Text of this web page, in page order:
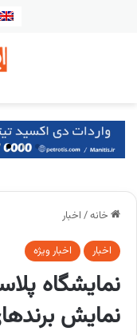
خانه/ اخبار
اخبار اخبار ویژه
نمایشگاه
نمایش